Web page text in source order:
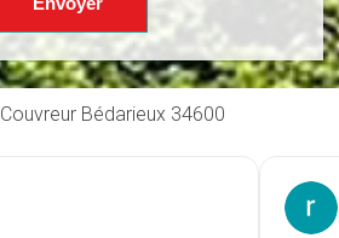
Couvreur Bédarieux 34600
il